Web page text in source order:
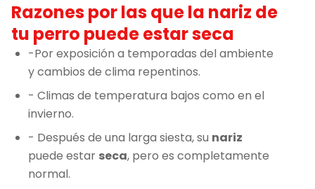
Razones por las que la nariz de
tu perro puede estar seca
-Por exposición a temporadas del ambiente
y cambios de clima repentinos.
- Climas de temperatura bajos como en el
invierno.
- Después de una larga siesta, su nariz
puede estar seca, pero es completamente
normal.